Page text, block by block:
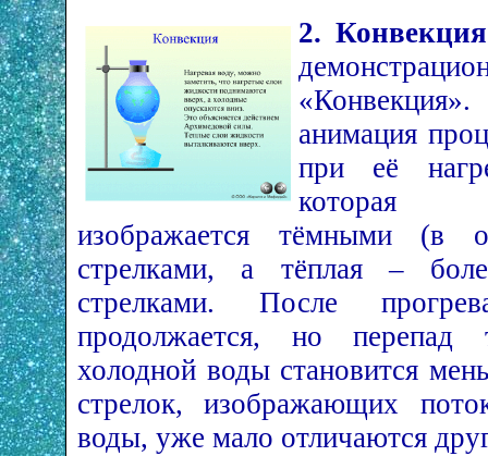
2.
анимация
при её
которая
изображается тёмными (в
стрелками, а тёплая –
стрелками. После
продолжается, но перепад
холодной воды становится
стрелок, изображающих
воды, уже мало отличаются